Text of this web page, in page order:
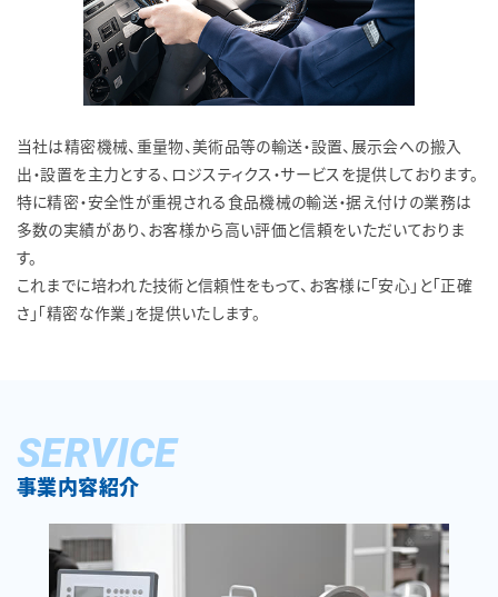
当社は精密機械、重量物、美術品等の輸送・設置、展示会への搬入
出・設置を主力とする、ロジスティクス・サービスを提供しております。
特に精密・安全性が重視される食品機械の輸送・据え付けの業務は
多数の実績があり、お客様から高い評価と信頼をいただいておりま
す。
これまでに培われた技術と信頼性をもって、お客様に「安心」と「正確
さ」「精密な作業」を提供いたします。
SERVICE
事業内容紹介